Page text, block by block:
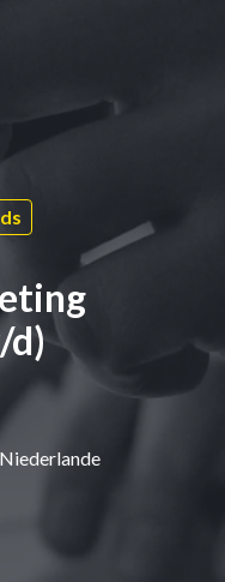
d)
Niederlande